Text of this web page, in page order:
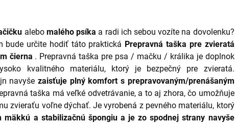
alebo malého psíka a radi ich sebou vozíte na dovolenku?
bude určite hodiť táto praktická Prepravná taška pre zvieratá
čierna . Prepravná taška pre psa / mačku / králika je doplnok
kvalitného materiálu, ktorý je bezpečný pre zvieratá.
navyše zaisťuje plný komfort s prepravovaným/prenášaným
taška má veľké odvetrávanie, a to aj zhora, čo umožňuje
zvieraťu voľne dýchať. Je vyrobená z pevného materiálu, ktorý
mäkkú a stabilizačnú špongiu a je zo spodnej strany navyše